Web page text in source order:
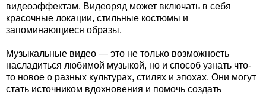
видеоэффектам. Видеоряд может включать в себя
красочные локации, стильные костюмы и
запоминающиеся образы.
Музыкальные видео — это не только возможность
насладиться любимой музыкой, но и способ узнать что-
то новое о разных культурах, стилях и эпохах. Они могут
стать источником вдохновения и помочь создать